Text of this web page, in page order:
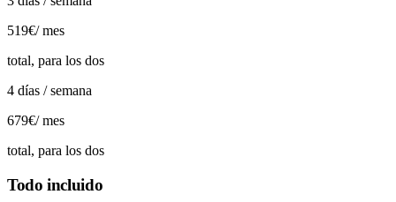
519€/ mes
total, para los dos
4 días / semana
679€/ mes
total, para los dos
Todo incluido